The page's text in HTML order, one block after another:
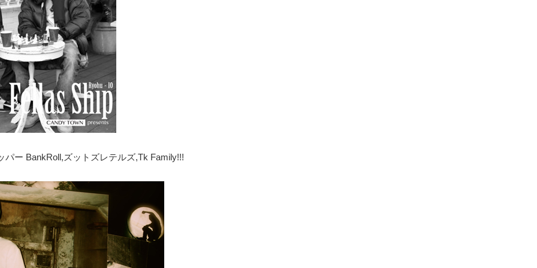
パー BankRoll,ズットズレテルズ,Tk Family!!!